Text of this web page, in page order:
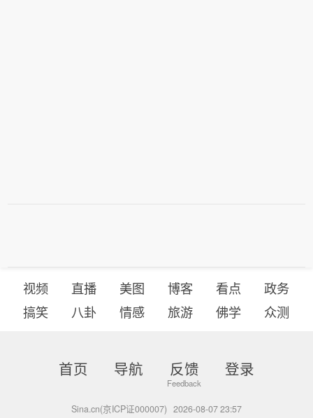
视频 直播 美图 博客 看点
政务
搞笑
八卦 情感 旅游 佛学 众测
首页 导航 反馈 登录
Sina.cn(京ICP证000007) 2026-08-07 23:57